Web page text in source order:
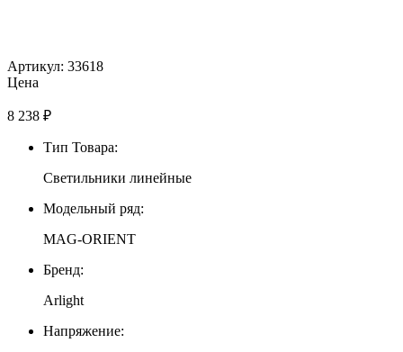
Артикул: 33618
Цена
8 238 ₽
Тип Товара:
Светильники линейные
Модельный ряд:
MAG-ORIENT
Бренд:
Arlight
Напряжение: